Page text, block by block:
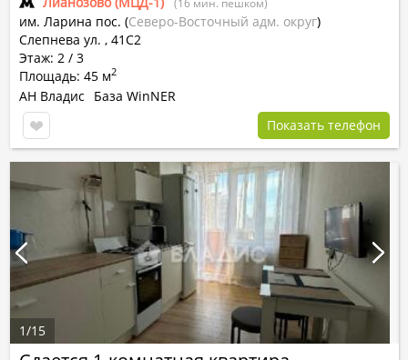
(16 мин. пешком)
им. Ларина пос. (Северо-Восточный адм. округ)
Слепнева ул. , 41С2
Этаж: 2 / 3
Площадь: 45 м2
АН Владис
База WinNER
Показать телефон
1/15